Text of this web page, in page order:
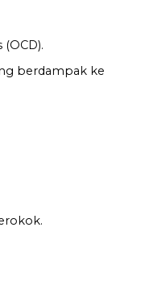
berdampak ke